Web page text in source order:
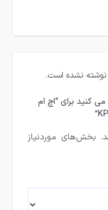
نشده است.
کنید برای “اچ ام
بخش‌های موردنیاز